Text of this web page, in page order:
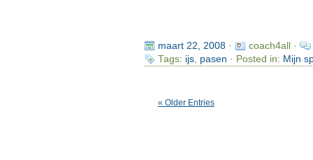
maart 22, 2008·
coach4all ·
Tags: ijs, pasen · Posted in: Mijn
« Older Entries